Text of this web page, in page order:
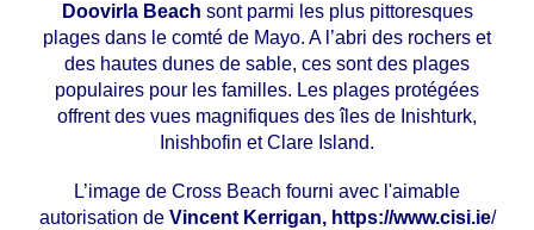
Doovirla Beach sont parmi les plus pittoresques
plages dans le comté de Mayo. A l’abri des rochers et
des hautes dunes de sable, ces sont des plages
populaires pour les familles. Les plages protégées
offrent des vues magnifiques des îles de Inishturk,
Inishbofin et Clare Island.
L’image de Cross Beach fourni avec l'aimable
autorisation de Vincent Kerrigan, https://www.cisi.ie/